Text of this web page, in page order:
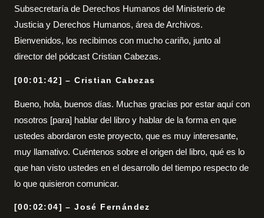
Subsecretaría de Derechos Humanos del Ministerio de
Justicia y Derechos Humanos, área de Archivos.
Bienvenidos, los recibimos con mucho cariño, junto al
director del pódcast Cristian Cabezas.
[00:01:42] – Cristian Cabezas
Bueno, hola, buenos días. Muchas gracias por estar aquí con
nosotros [para] hablar del libro y hablar de la forma en que
ustedes abordaron este proyecto, que es muy interesante,
muy llamativo. Cuéntenos sobre el origen del libro, qué es lo
que han visto ustedes en el desarrollo del tiempo respecto de
lo que quisieron comunicar.
[00:02:04] – José Fernández